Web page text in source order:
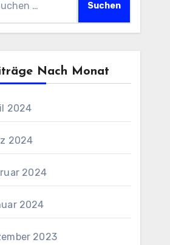
Nach Monat
2024
2024
2024
2024
2023